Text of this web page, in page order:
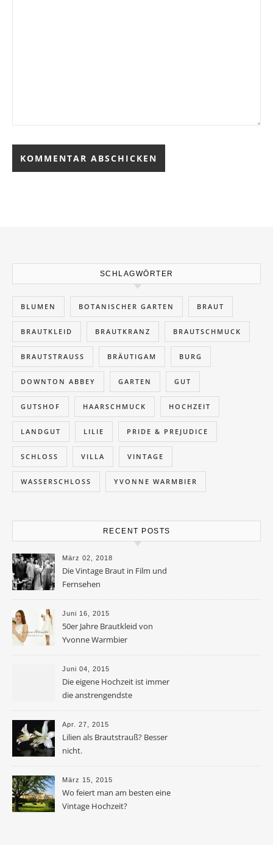
SCHLAGWÖRTER
BLUMEN BOTANISCHER GARTEN BRAUT
BRAUTKLEID BRAUTKRANZ BRAUTSCHMUCK
BRAUTSTRAUSS BRÄUTIGAM BURG
DOWNTON ABBEY GARTEN GUT
GUTSHOF HAARSCHMUCK HOCHZEIT
LANDGUT LILIE PRIDE & PREJUDICE
SCHLOSS VILLA VINTAGE
WASSERSCHLOSS YVONNE WARMBIER
RECENT POSTS
März 02, 2018
Die Vintage Braut in Film und
Fernsehen
Juni 16, 2015
50er Jahre Brautkleid von
Yvonne Warmbier
Juni 04, 2015
Die eigene Hochzeit ist immer
die anstrengendste
Apr. 27, 2015
Lilien als Brautstrauß? Besser
nicht.
März 15, 2015
Wo feiert man am besten eine
Vintage Hochzeit?